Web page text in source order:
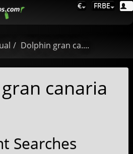
€ FRBE
Dolphin gran ca....
canaria
Searches